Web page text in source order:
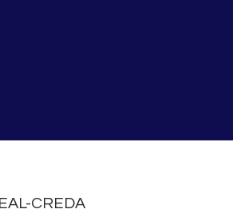
CREDA